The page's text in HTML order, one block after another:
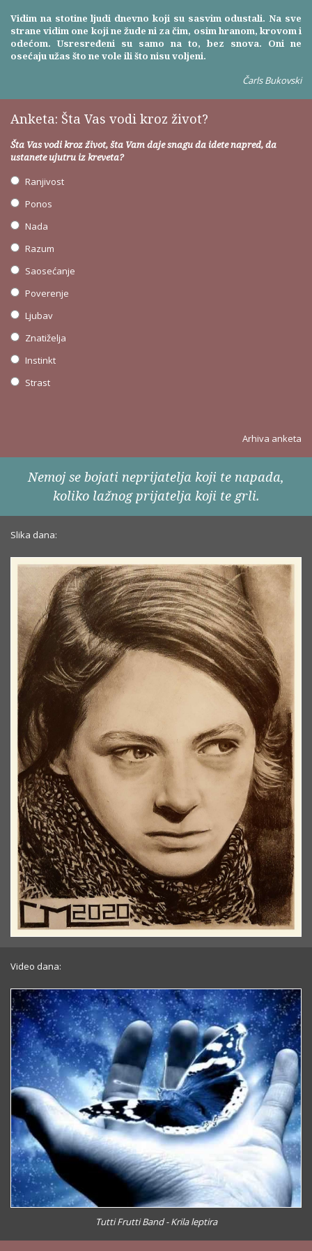
Vidim na stotine ljudi dnevno koji su sasvim odustali. Na sve
strane vidim one koji ne žude ni za čim, osim hranom, krovom i
odećom. Usresređeni su samo na to, bez snova. Oni ne
osećaju užas što ne vole ili što nisu voljeni.
Čarls Bukovski
Anketa: Šta Vas vodi kroz život?
Šta Vas vodi kroz život, šta Vam daje snagu da idete napred, da
ustanete ujutru iz kreveta?
Ranjivost
Ponos
Nada
Razum
Saosećanje
Poverenje
Ljubav
Znatiželja
Instinkt
Strast
Arhiva anketa
Nemoj se bojati neprijatelja koji te napada,
koliko lažnog prijatelja koji te grli.
Slika dana:
Video dana:
Tutti Frutti Band - Krila leptira